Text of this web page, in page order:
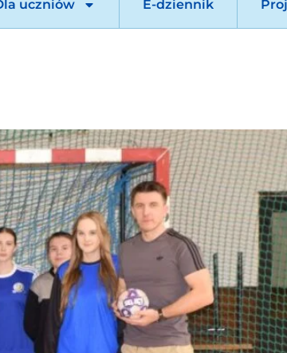
uczniów E-dziennik